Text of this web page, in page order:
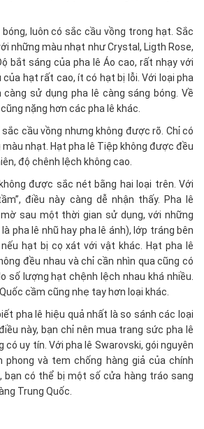
luôn có sắc cầu vồng trong hạt. Sắc
những màu nhạt như Crystal, Ligth Rose,
bắt sáng của pha lê Áo cao, rất nhạy với
hạt rất cao, ít có hạt bị lỗi. Với loại pha
càng sử dụng pha lê càng sáng bóng. Về
nặng hơn các pha lê khác.
cầu vồng nhưng không được rõ. Chỉ có
nhạt. Hạt pha lê Tiệp không được đều
độ chênh lệch không cao.
được sắc nét bằng hai loại trên. Với
điều này càng dễ nhận thấy. Pha lê
sau một thời gian sử dụng, với những
pha lê nhũ hay pha lê ánh), lớp tráng bên
hạt bị cọ xát với vật khác. Hạt pha lê
đều nhau và chỉ cần nhìn qua cũng có
số lượng hạt chệnh lệch nhau khá nhiều.
cầm cũng nhẹ tay hơn loại khác.
pha lê hiệu quả nhất là so sánh các loại
này, bạn chỉ nên mua trang sức pha lê
có uy tín. Với pha lê Swarovski, gói nguyên
phong và tem chống hàng giả của chính
bạn có thể bị một số cửa hàng tráo sang
Trung Quốc.